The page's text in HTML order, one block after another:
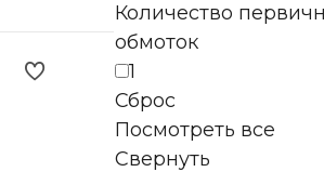
Количество
обмоток
1
Сброс
Посмотреть все
Свернуть